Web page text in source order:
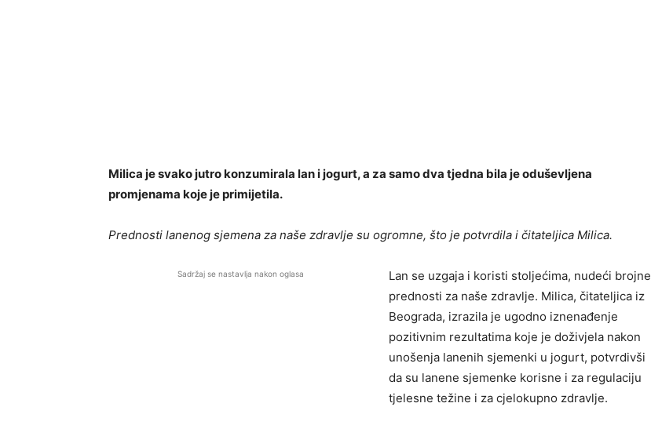
Milica je svako jutro konzumirala lan i jogurt, a za samo dva tjedna bila je oduševljena
promjenama koje je primijetila.
Prednosti lanenog sjemena za naše zdravlje su ogromne, što je potvrdila i čitateljica Milica.
Sadržaj se nastavlja nakon oglasa
Lan se uzgaja i koristi stoljećima, nudeći brojne
prednosti za naše zdravlje. Milica, čitateljica iz
Beograda, izrazila je ugodno iznenađenje
pozitivnim rezultatima koje je doživjela nakon
unošenja lanenih sjemenki u jogurt, potvrdivši
da su lanene sjemenke korisne i za regulaciju
tjelesne težine i za cjelokupno zdravlje.